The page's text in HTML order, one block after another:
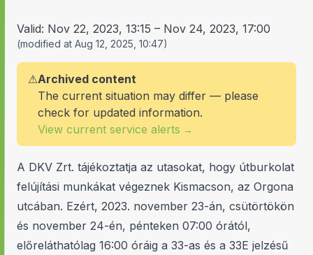
Valid: Nov 22, 2023, 13:15 – Nov 24, 2023, 17:00
(modified at Aug 12, 2025, 10:47)
⚠Archived content
The current situation may differ — please
check for updated information.
View current service alerts →
A DKV Zrt. tájékoztatja az utasokat, hogy útburkolat
felújítási munkákat végeznek Kismacson, az Orgona
utcában. Ezért, 2023. november 23-án, csütörtökön
és november 24-én, pénteken 07:00 órától,
előreláthatólag 16:00 óráig a 33-as és a 33E jelzésű